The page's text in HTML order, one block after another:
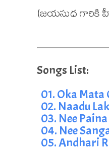
(జయసుధ గారికి
01. Oka Mata
02. Naadu
03. Nee
04. Nee
05. Andhari